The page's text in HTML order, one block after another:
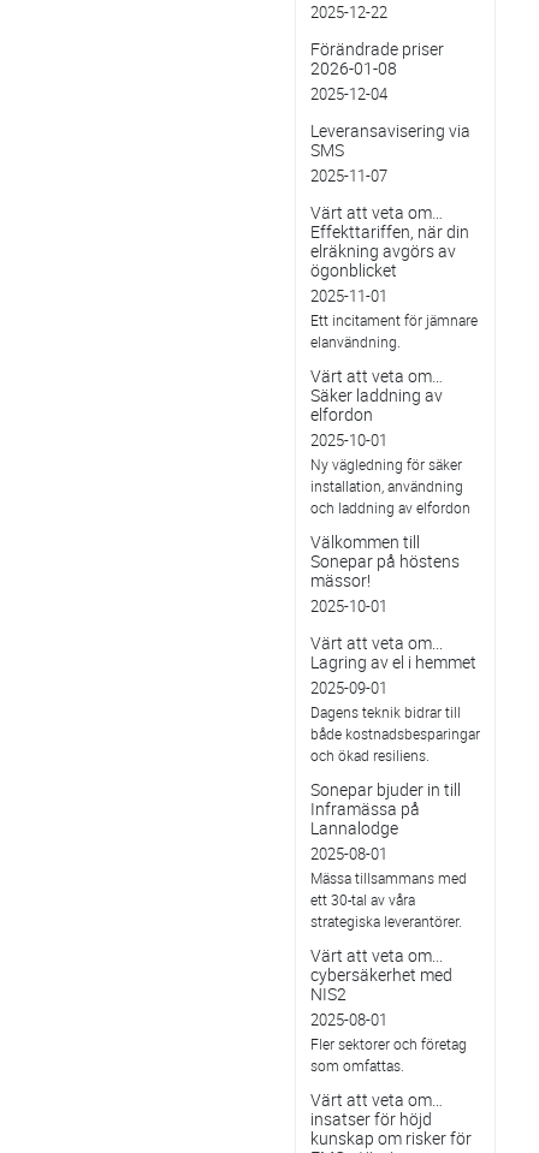
2025-12-22
Förändrade priser
2026-01-08
2025-12-04
Leveransavisering via
SMS
2025-11-07
Värt att veta om…
Effekttariffen, när din
elräkning avgörs av
ögonblicket
2025-11-01
Ett incitament för jämnare
elanvändning.
Värt att veta om…
Säker laddning av
elfordon
2025-10-01
Ny vägledning för säker
installation, användning
och laddning av elfordon
Välkommen till
Sonepar på höstens
mässor!
2025-10-01
Värt att veta om...
Lagring av el i hemmet
2025-09-01
Dagens teknik bidrar till
både kostnadsbesparingar
och ökad resiliens.
Sonepar bjuder in till
Inframässa på
Lannalodge
2025-08-01
Mässa tillsammans med
ett 30-tal av våra
strategiska leverantörer.
Värt att veta om...
cybersäkerhet med
NIS2
2025-08-01
Fler sektorer och företag
som omfattas.
Värt att veta om…
insatser för höjd
kunskap om risker för